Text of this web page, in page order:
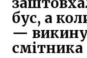
бус, а
—
смітника